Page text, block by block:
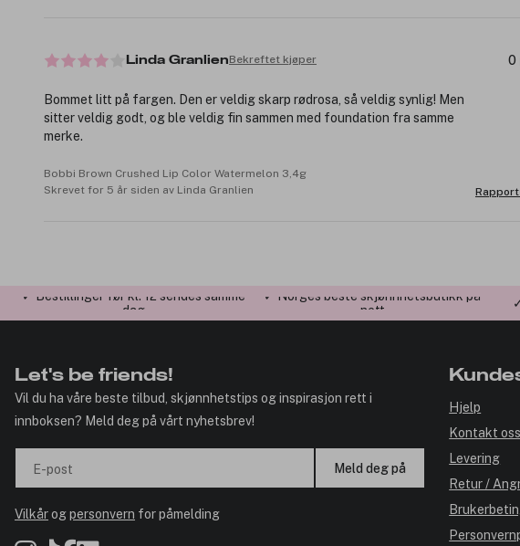
Linda GranlienBekreftet kjøper 0
Bommet litt på fargen. Den er veldig skarp rødrosa, så veldig synlig! Men
sitter veldig godt, og ble veldig fin sammen med foundation fra samme
merke.
Bobbi Brown Crushed Lip Color Watermelon 3,4g
Skrevet for 5 år siden av Linda Granlien
✓ Bestillinger før kl. 12 sendes samme
dag
✓ Norges beste skjønnhetsbutikk på
nett
Let's be friends!
Vil du ha våre beste tilbud, skjønnhetstips og inspirasjon rett i
innboksen? Meld deg på vårt nyhetsbrev!
E-post Meld deg på
Vilkårogpersonvern for påmelding
Hjelp
Kontakt oss
Levering
Retur /